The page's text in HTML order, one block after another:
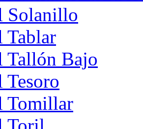
Solanillo
Tablar
Tallón Bajo
Tesoro
Tomillar